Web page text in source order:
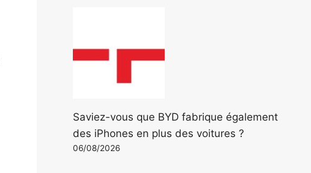
Saviez-vous que BYD fabrique également
des iPhones en plus des voitures ?
06/08/2026